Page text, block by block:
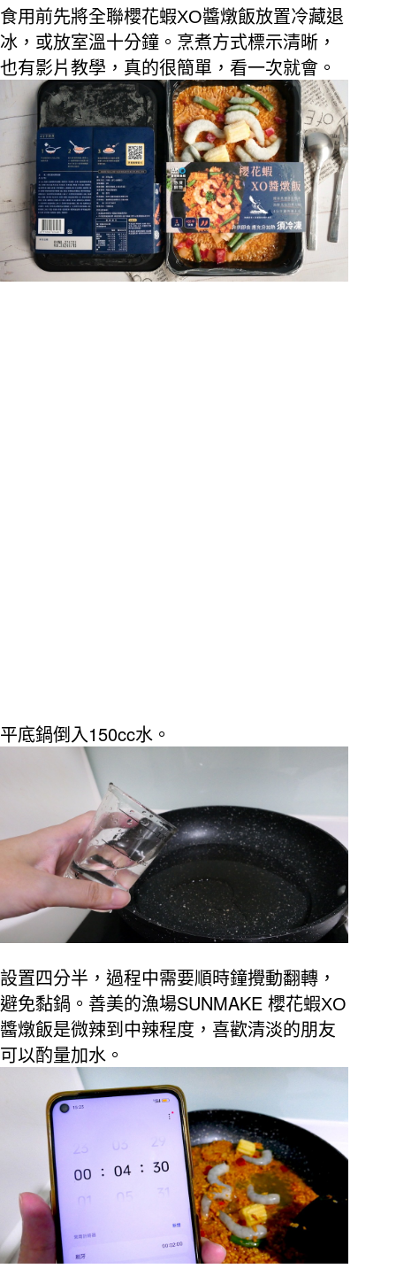
食用前先將全聯櫻花蝦XO醬燉飯放置冷藏退
冰，或放室溫十分鐘。 烹煮方式標示清晰，
也有影片教學，真的很簡單，看一次就會。
平底鍋倒入150cc水。
設置四分半，過程中需要順時鐘攪動翻轉，
避免黏鍋。善美的漁場SUNMAKE 櫻花蝦XO
醬燉飯是微辣到中辣程度，喜歡清淡的朋友
可以酌量加水。